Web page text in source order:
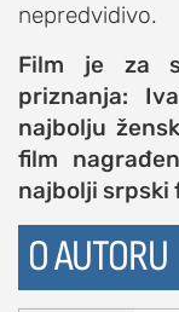
nepredvidivo.
Film je za
priznanja:
najbolju
film
najbolji srpski
O AUTORU